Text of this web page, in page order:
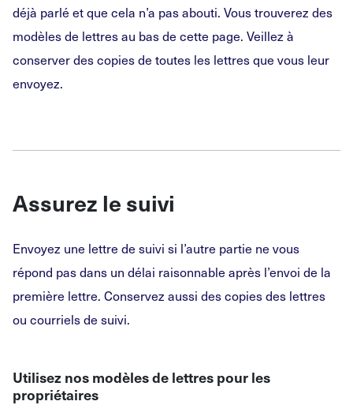
déjà parlé et que cela n’a pas abouti. Vous trouverez des
modèles de lettres au bas de cette page. Veillez à
conserver des copies de toutes les lettres que vous leur
envoyez.
Assurez le suivi
Envoyez une lettre de suivi si l’autre partie ne vous
répond pas dans un délai raisonnable après l’envoi de la
première lettre. Conservez aussi des copies des lettres
ou courriels de suivi.
Utilisez nos modèles de lettres pour les
propriétaires